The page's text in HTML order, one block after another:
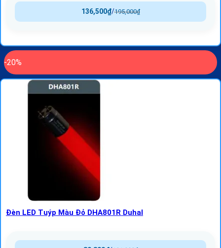
195,000₫
/
136,500₫
-20%
Đèn LED Tuýp Màu Đỏ DHA801R Duhal